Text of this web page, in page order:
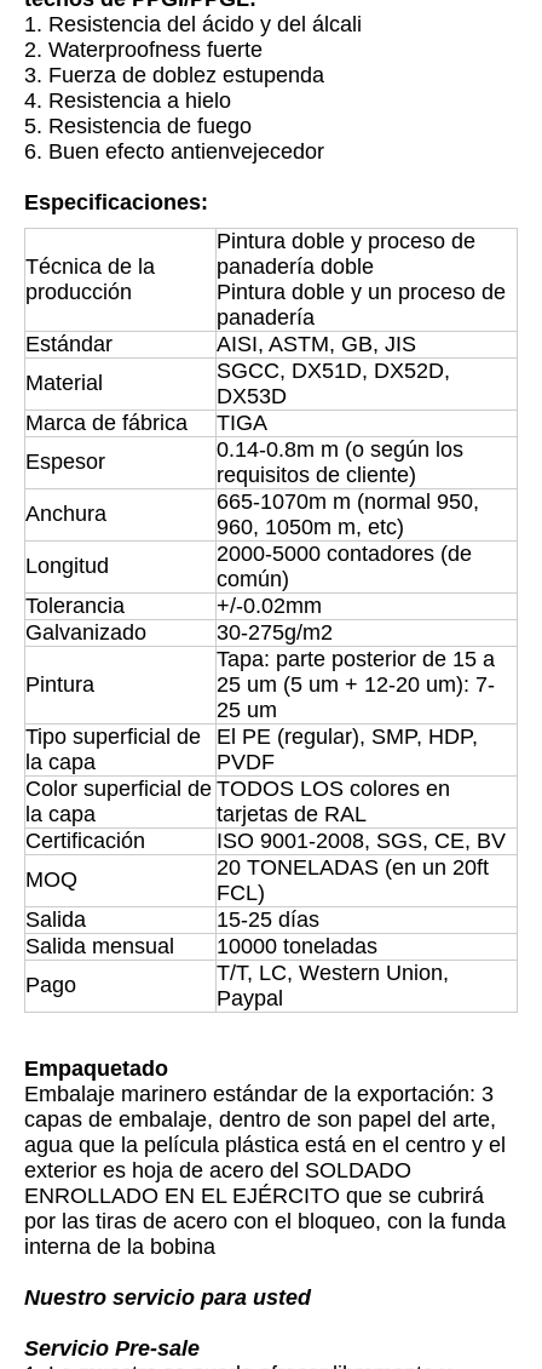
1. Resistencia del ácido y del álcali
2. Waterproofness fuerte
3. Fuerza de doblez estupenda
4. Resistencia a hielo
5. Resistencia de fuego
6. Buen efecto antienvejecedor
Especificaciones:
Técnica de la
producción
Pintura doble y proceso de
panadería doble
Pintura doble y un proceso de
panadería
Estándar
AISI, ASTM, GB, JIS
Material
SGCC, DX51D, DX52D,
DX53D
Marca de fábrica
TIGA
Espesor
0.14-0.8m m (o según los
requisitos de cliente)
Anchura
665-1070m m (normal 950,
960, 1050m m, etc)
Longitud
2000-5000 contadores (de
común)
Tolerancia
+/-0.02mm
Galvanizado
30-275g/m2
Pintura
Tapa: parte posterior de 15 a
25 um (5 um + 12-20 um): 7-
25 um
Tipo superficial de
la capa
El PE (regular), SMP, HDP,
PVDF
Color superficial de
la capa
TODOS LOS colores en
tarjetas de RAL
Certificación
ISO 9001-2008, SGS, CE, BV
MOQ
20 TONELADAS (en un 20ft
FCL)
Salida
15-25 días
Salida mensual
10000 toneladas
Pago
T/T, LC, Western Union,
Paypal
Empaquetado
Embalaje marinero estándar de la exportación: 3
capas de embalaje, dentro de son papel del arte,
agua que la película plástica está en el centro y el
exterior es hoja de acero del SOLDADO
ENROLLADO EN EL EJÉRCITO que se cubrirá
por las tiras de acero con el bloqueo, con la funda
interna de la bobina
Nuestro servicio para usted
Servicio Pre-sale